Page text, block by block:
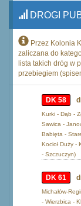
DROGI
Przez Kolonia
zaliczana do
lista takich dróg w
przebiegiem
DK 58
Kurki - Dąb -
Sawica -
Babięta -
Kocioł Duży -
- Szczuczyn)
DK 61
Michałów-
- Wierzbica -